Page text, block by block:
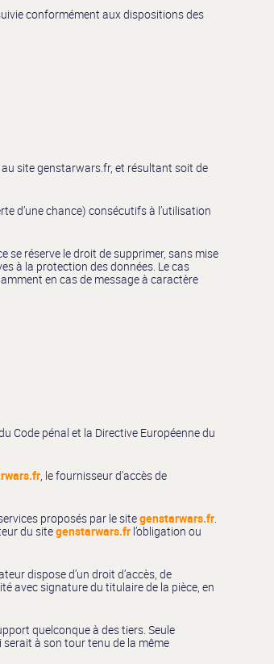
conformément aux dispositions des
site genstarwars.fr, et résultant soit de
d’une chance) consécutifs à l’utilisation
se réserve le droit de supprimer, sans mise
à la protection des données. Le cas
en cas de message à caractère
Code pénal et la Directive Européenne du
, le fournisseur d'accès de
proposés par le sitegenstarwars.fr.
du sitegenstarwars.fr l’obligation ou
dispose d’un droit d’accès, de
avec signature du titulaire de la pièce, en
quelconque à des tiers. Seule
à son tour tenu de la même